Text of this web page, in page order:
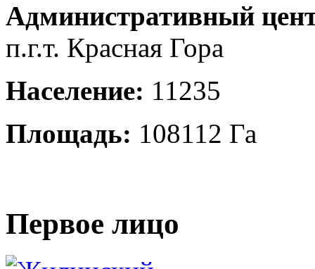
Административный
п.г.т. Красная Гора
Население: 11235
Площадь: 108112 Га
Первое лицо